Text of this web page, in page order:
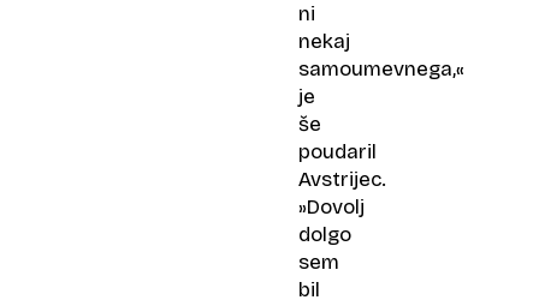
ni
nekaj
samoumevnega,«
je
še
poudaril
Avstrijec.
»Dovolj
dolgo
sem
bil